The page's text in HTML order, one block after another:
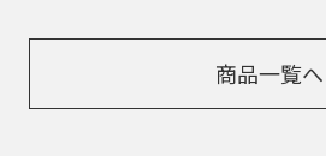
商品一覧へ